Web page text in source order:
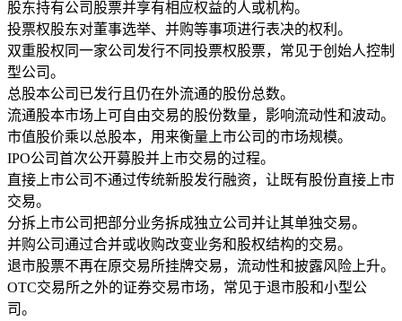
股东持有公司股票并享有相应权益的人或机构。
投票权股东对董事选举、并购等事项进行表决的权利。
双重股权 同一家公司发行不同投票权股票，常见于创始人控制
型公司。
总股本公司已发行且仍在外流通的股份总数。
流通股本市场上可自由交易的股份数量，影响流动性和波动。
市值股价乘以总股本，用来衡量上市公司的市场规模。
IPO公司首次公开募股并上市交易的过程。
直接上市公司不通过传统新股发行融资，让既有股份直接上市
交易。
分拆上市公司把部分业务拆成独立公司并让其单独交易。
并购公司通过合并或收购改变业务和股权结构的交易。
退市股票不再在原交易所挂牌交易，流动性和披露风险上升。
OTC交易所之外的证券交易市场，常见于退市股和小型公
司。